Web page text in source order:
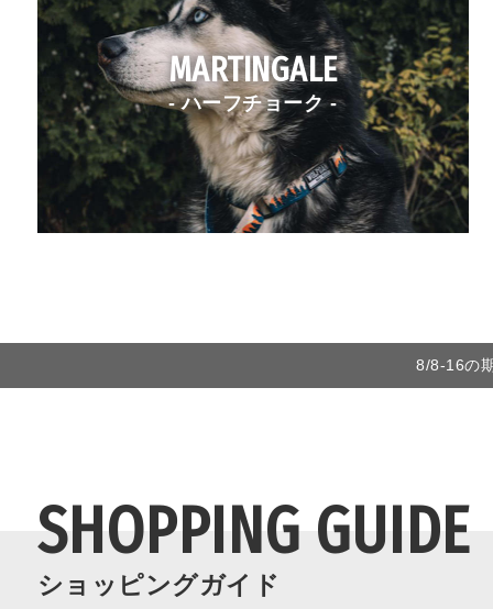
MARTINGALE
- ハーフチョーク -
8/8-16の
SHOPPING GUIDE
ショッピングガイド